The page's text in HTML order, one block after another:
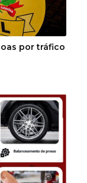
por tráfico